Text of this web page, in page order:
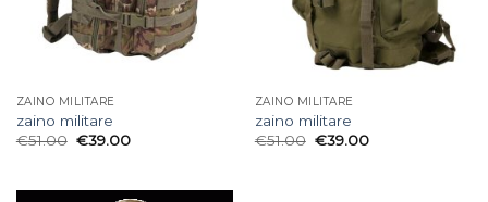
ZAINO MILITARE
zaino militare
€51.00 €39.00
ZAINO MILITARE
zaino militare
€51.00 €39.00